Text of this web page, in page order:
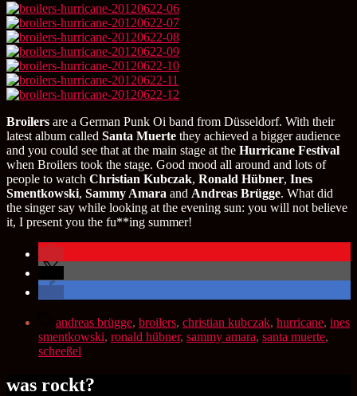
Broilers are a German Punk Oi band from Düsseldorf. With their
latest album called Santa Muerte they achieved a bigger audience
and you could see that at the main stage at the Hurricane Festival
when Broilers took the stage. Good mood all around and lots of
people to watch Christian Kubczak, Ronald Hübner, Ines
Smentkowski, Sammy Amara and Andreas Brügge. What did
the singer say while looking at the evening sun: you will not believe
it, I present you the fu**ing summer!
Schlagwörter
andreas brügge, broilers, christian kubczak, hurricane, ines
smentkowski, ronald hübner, sammy amara, santa muerte,
scheeßel
was rockt?